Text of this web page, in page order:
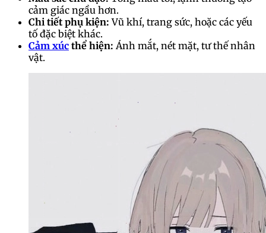
cảm giác ngầu hơn.
Chi tiết phụ kiện: Vũ khí, trang sức, hoặc các yếu
tố đặc biệt khác.
Cảm xúc thể hiện: Ánh mắt, nét mặt, tư thế nhân
vật.